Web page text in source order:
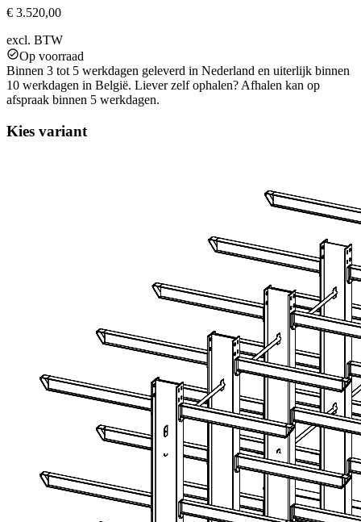
€ 3.520,00
excl. BTW
Op voorraad
Binnen 3 tot 5 werkdagen geleverd in Nederland en uiterlijk binnen
10 werkdagen in België. Liever zelf ophalen? Afhalen kan op
afspraak binnen 5 werkdagen.
Kies variant